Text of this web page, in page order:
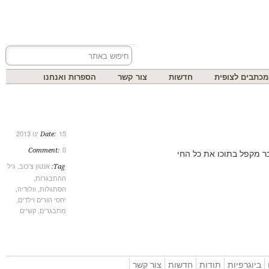
לצופית חדשות צור קשר הספרות ואנחנו
Date:
Comment:
אנטון צ'כוב,גיל
ההתבגרות,
הסתגלות,וולודיה,
יחסי הורים וילדים,
מתבגרים,קשיים
תודות חדשות צור קשר